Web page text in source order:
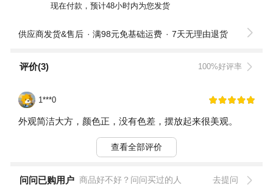
现在付款，预计48小时内为您发货
供应商发货&售后 满98元免基础运费 7天无理由退货
评价(3) 100%好评率
1***0
外观简洁大方，颜色正，没有色差，摆放起来很美观。
查看全部评价
问问已购用户 商品好不好？问问买过的人 去提问